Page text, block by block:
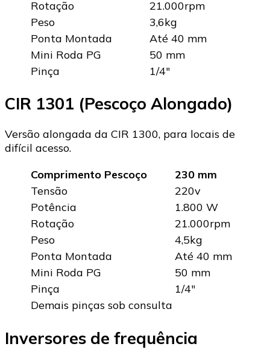
Rotação
21.000rpm
Peso
3,6kg
Ponta Montada
Até 40 mm
Mini Roda PG
50 mm
Pinça
1/4″
CIR 1301 (Pescoço Alongado)
Versão alongada da CIR 1300, para locais de
difícil acesso.
Comprimento Pescoço
230 mm
Tensão
220v
Potência
1.800 W
Rotação
21.000rpm
Peso
4,5kg
Ponta Montada
Até 40 mm
Mini Roda PG
50 mm
Pinça
1/4″
Demais pinças sob consulta
Inversores de frequência